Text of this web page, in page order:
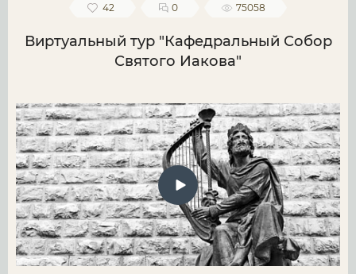
42 0 75058
Виртуальный тур "Кафедральный Собор
Святого Иакова"